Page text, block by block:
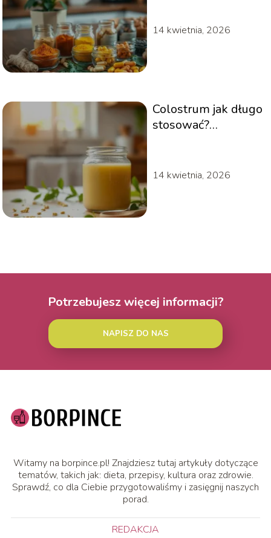
14 kwietnia, 2026
Colostrum jak długo
stosować?
pytania
14 kwietnia, 2026
Potrzebujesz więcej informacji?
NAPISZ DO NAS
Witamy na borpince.pl! Znajdziesz tutaj artykuły dotyczące
tematów, takich jak: dieta, przepisy, kultura oraz zdrowie.
Sprawdź, co dla Ciebie przygotowaliśmy i zasięgnij naszych
porad.
REDAKCJA